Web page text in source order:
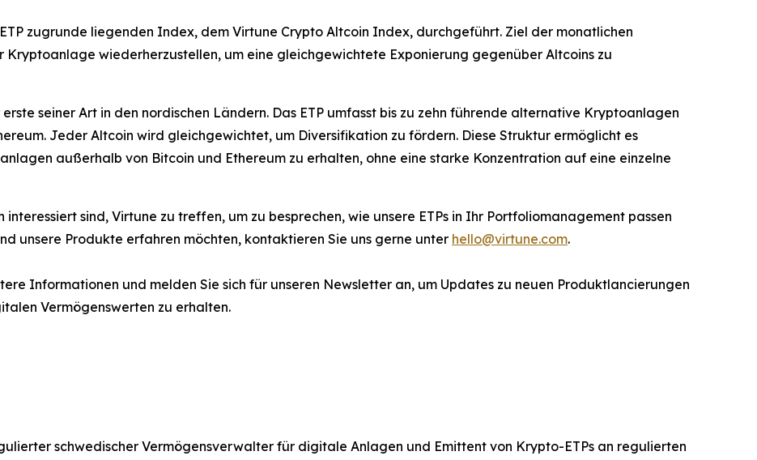
zugrunde liegenden Index, dem Virtune Crypto Altcoin Index, durchgeführt. Ziel der monatlichen
wiederherzustellen, um eine gleichgewichtete Exponierung gegenüber Altcoins zu
seiner Art in den nordischen Ländern. Das ETP umfasst bis zu zehn führende alternative Kryptoanlagen
Jeder Altcoin wird gleichgewichtet, um Diversifikation zu fördern. Diese Struktur ermöglicht es
außerhalb von Bitcoin und Ethereum zu erhalten, ohne eine starke Konzentration auf eine einzelne
sind, Virtune zu treffen, um zu besprechen, wie unsere ETPs in Ihr Portfoliomanagement passen
unsere Produkte erfahren möchten, kontaktieren Sie uns gerne unter hello@virtune.com.
Informationen und melden Sie sich für unseren Newsletter an, um Updates zu neuen Produktlancierungen
Vermögenswerten zu erhalten.
schwedischer Vermögensverwalter für digitale Anlagen und Emittent von Krypto-ETPs an regulierten